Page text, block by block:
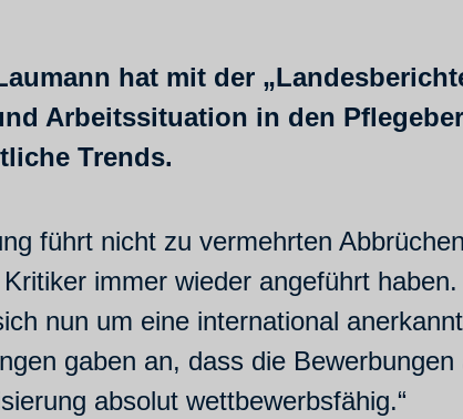
hat mit der
Arbeitssituation in den
Trends.
führt nicht zu vermehrten
immer wieder angeführt
nun um eine international
gaben an, dass die Bewerbungen
absolut wettbewerbsfähig.“